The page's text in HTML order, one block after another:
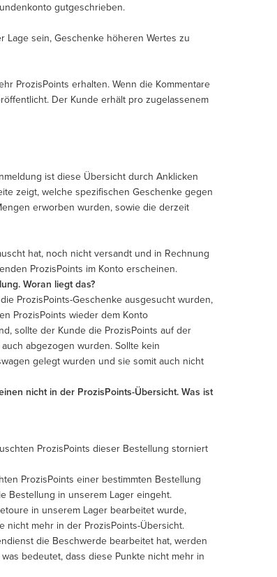
gutgeschrieben.
Lage sein, Geschenke höheren Wertes zu
ProzisPoints erhalten. Wenn die Kommentare
Der Kunde erhält pro zugelassenem
ist diese Übersicht durch Anklicken
zeigt, welche spezifischen Geschenke gegen
erworben wurden, sowie die derzeit
hat, noch nicht versandt und in Rechnung
ProzisPoints im Konto erscheinen.
Woran liegt das?
ProzisPoints-Geschenke ausgesucht wurden,
ProzisPoints wieder dem Konto
sollte der Kunde die ProzisPoints auf der
abgezogen wurden. Sollte kein
gelegt wurden und sie somit auch nicht
nicht in der ProzisPoints-Übersicht. Was ist
ProzisPoints dieser Bestellung storniert
ProzisPoints einer bestimmten Bestellung
Bestellung in unserem Lager eingeht.
in unserem Lager bearbeitet wurde,
nicht mehr in der ProzisPoints-Übersicht.
die Beschwerde bearbeitet hat, werden
bedeutet, dass diese Punkte nicht mehr in